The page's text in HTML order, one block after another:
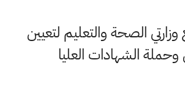
الصحة والتعليم لتعيين
وحملة الشهادات العليا